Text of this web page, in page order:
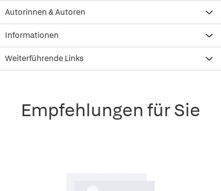
Autorinnen & Autoren
Informationen
Weiterführende Links
Empfehlungen für Sie